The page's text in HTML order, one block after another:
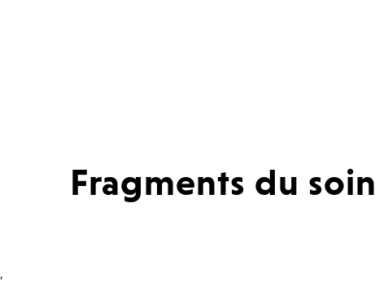
,
Fragments du soin